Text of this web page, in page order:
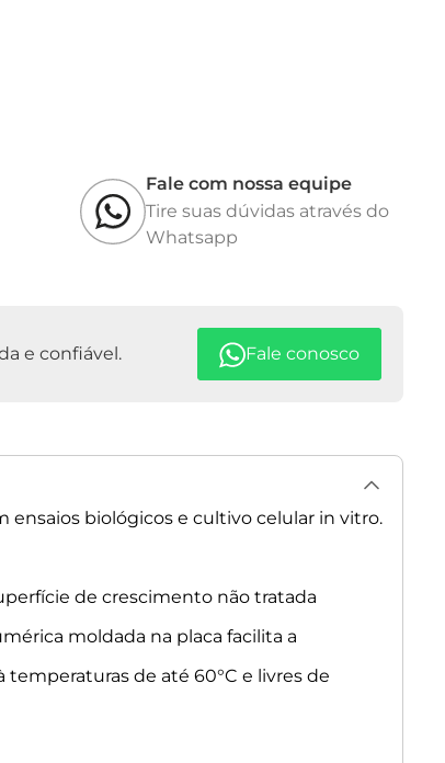
Fale com nossa equipe
Tire suas dúvidas através do
Whatsapp
e confiável. Fale conosco
ensaios biológicos e cultivo celular in vitro.
de crescimento não tratada
moldada na placa facilita a
temperaturas de até 60°C e livres de